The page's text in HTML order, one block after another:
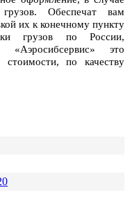
Обеспечат вам
их к конечному пункту
грузов по России,
это
по качеству